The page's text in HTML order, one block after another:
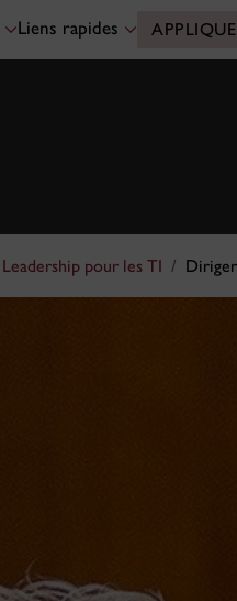
Liens rapides
Leadership pour les TI